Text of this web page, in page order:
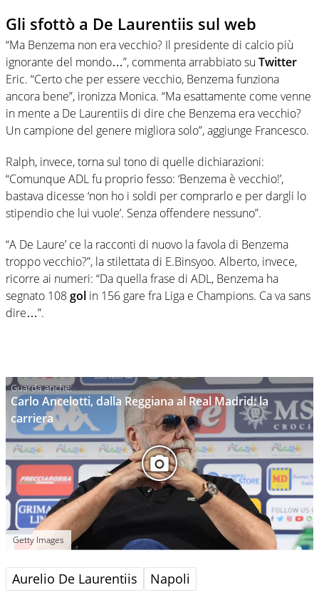
Gli sfottò a De Laurentiis sul web
“Ma Benzema non era vecchio? Il presidente di calcio più
ignorante del mondo…”, commenta arrabbiato su Twitter
Eric. “Certo che per essere vecchio, Benzema funziona
ancora bene”, ironizza Monica. “Ma esattamente come venne
in mente a De Laurentiis di dire che Benzema era vecchio?
Un campione del genere migliora solo”, aggiunge Francesco.
Ralph, invece, torna sul tono di quelle dichiarazioni:
“Comunque ADL fu proprio fesso: ‘Benzema è vecchio!’,
bastava dicesse ‘non ho i soldi per comprarlo e per dargli lo
stipendio che lui vuole’. Senza offendere nessuno”.
“A De Laure’ ce la racconti di nuovo la favola di Benzema
troppo vecchio?”, la stilettata di E.Binsyoo. Alberto, invece,
ricorre ai numeri: “Da quella frase di ADL, Benzema ha
segnato 108gol in 156 gare fra Liga e Champions. Ca va sans
dire…”.
Carlo Ancelotti, dalla Reggiana al Real Madrid: la
carriera
Getty Images
Aurelio De Laurentiis Napoli